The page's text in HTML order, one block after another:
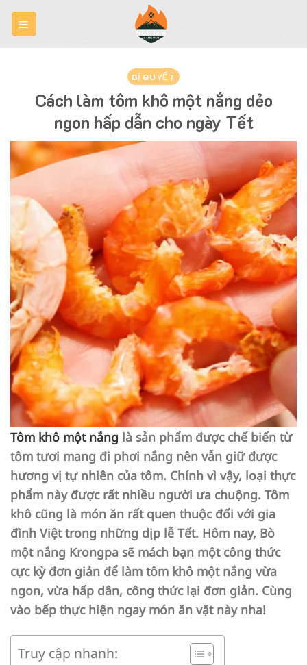
Skip
BÍ QUYẾT
Cách làm tôm khô một nắng dẻo
ngon hấp dẫn cho ngày Tết
Tôm khô một nắng là sản phẩm được chế biến từ
tôm tươi mang đi phơi nắng nên vẫn giữ được
hương vị tự nhiên của tôm. Chính vì vậy, loại thực
phẩm này được rất nhiều người ưa chuộng. Tôm
khô cũng là món ăn rất quen thuộc đối với gia
đình Việt trong những dịp lễ Tết. Hôm nay, Bò
một nắng Krongpa sẽ mách bạn một công thức
cực kỳ đơn giản để làm tôm khô một nắng vừa
ngon, vừa hấp dân, công thức lại đơn giản. Cùng
vào bếp thực hiện ngay món ăn vặt này nha!
Truy cập nhanh: